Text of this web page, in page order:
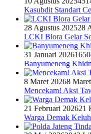
Kasubdit Standart
28 Agustus 202528
LCKI Blora Gelar
31 Januari 2026
Banyumeneng
8 Maret 20268
Mencekam! Aksi
21 Februari 202621
Warga Demak